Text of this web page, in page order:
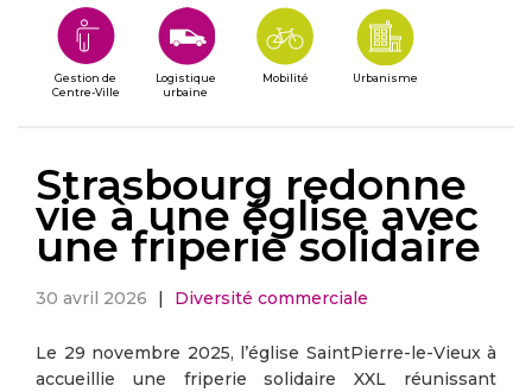
Gestion de
Centre-Ville
Logistique
urbaine
Mobilité Urbanisme
Strasbourg redonne
vie à une église avec
une friperie solidaire
30 avril 2026 | Diversité commerciale
Le 29 novembre 2025, l’église SaintPierre-le-Vieux à
accueillie une friperie solidaire XXL réunissant